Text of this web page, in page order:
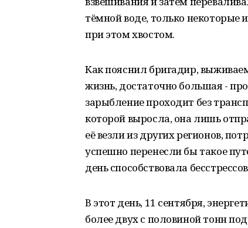
тёмной воде, только
при этом хвостом.
Как пояснил бригадир,
жизнь, достаточно большая -
зарыбление проходит без
которой выросла, она лишь
её везли из других регионов,
успешно перенесли бы такое
день способствовала
В этот день, 11 сентября,
более двух с половиной тонн